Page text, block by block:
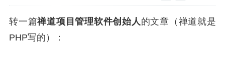
转一篇禅道项目管理软件创始人的文章（禅道就是
PHP写的）：